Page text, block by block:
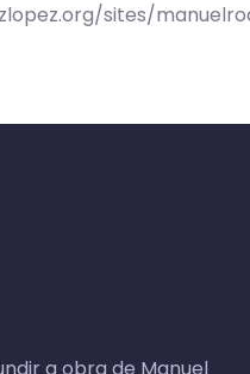
sites/